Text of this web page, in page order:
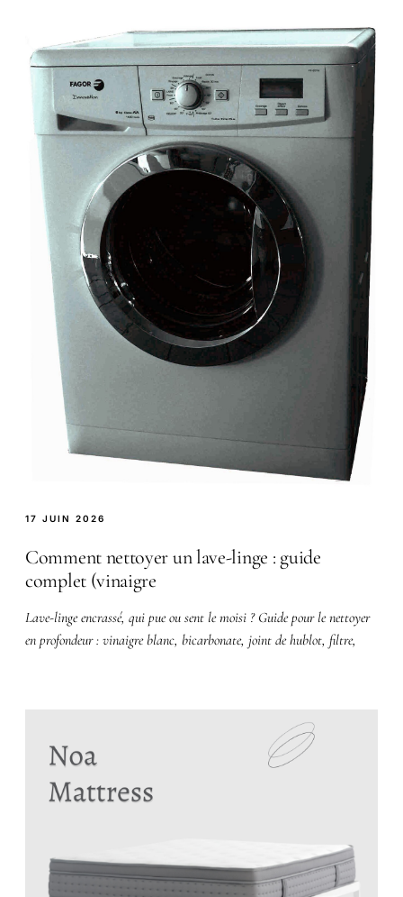
17 JUIN 2026
Comment nettoyer un lave-linge : guide
complet (vinaigre
Lave-linge encrassé, qui pue ou sent le moisi ? Guide pour le nettoyer
en profondeur : vinaigre blanc, bicarbonate, joint de hublot, filtre,